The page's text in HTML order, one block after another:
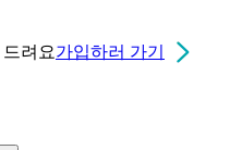
드려요가입하러 가기